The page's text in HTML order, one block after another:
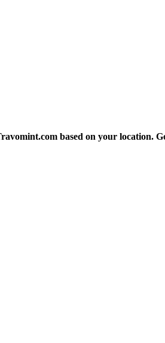
based on your location.